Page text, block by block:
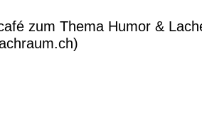
zum Thema Humor &